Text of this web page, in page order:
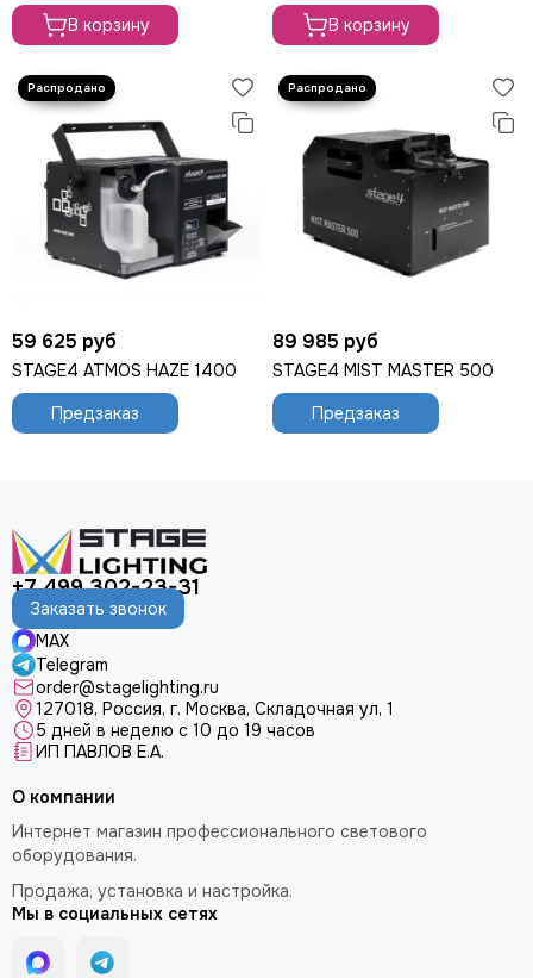
В корзину
В корзину
59 625 руб
STAGE4 ATMOS HAZE 1400
Предзаказ
89 985 руб
STAGE4 MIST MASTER 500
Предзаказ
+7 499 302-23-31
Заказать звонок
MAX
Telegram
order@stagelighting.ru
127018, Россия, г. Москва, Складочная ул, 1
5 дней в неделю с 10 до 19 часов
ИП ПАВЛОВ Е.А.
О компании
Интернет магазин профессионального светового
оборудования.
Продажа, установка и настройка.
Мы в социальных сетях